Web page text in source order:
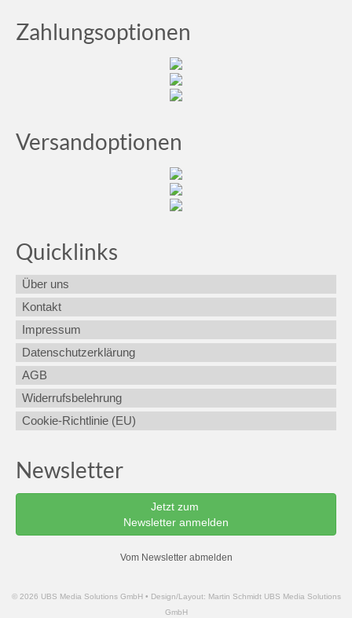
Zahlungsoptionen
Versandoptionen
Quicklinks
Über uns
Kontakt
Impressum
Datenschutzerklärung
AGB
Widerrufsbelehrung
Cookie-Richtlinie (EU)
Newsletter
Jetzt zum
Newsletter anmelden
Vom Newsletter abmelden
© 2026 UBS Media Solutions GmbH • Design/Layout: Martin Schmidt UBS Media Solutions
GmbH